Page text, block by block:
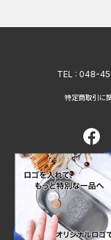
TEL : 048-
特定商取引に
Copyright © 1998